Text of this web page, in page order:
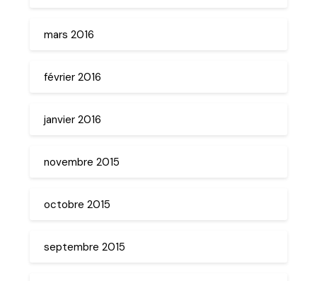
mars 2016
février 2016
janvier 2016
novembre 2015
octobre 2015
septembre 2015